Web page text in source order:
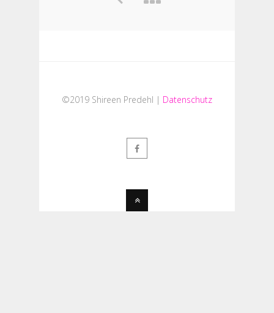
©2019 Shireen Predehl | Datenschutz